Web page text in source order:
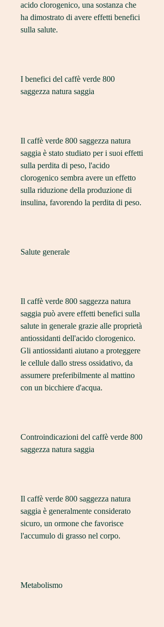
acido clorogenico, una sostanza che
ha dimostrato di avere effetti benefici
sulla salute.
I benefici del caffè verde 800
saggezza natura saggia
Il caffè verde 800 saggezza natura
saggia è stato studiato per i suoi effetti
sulla perdita di peso, l'acido
clorogenico sembra avere un effetto
sulla riduzione della produzione di
insulina, favorendo la perdita di peso.
Salute generale
Il caffè verde 800 saggezza natura
saggia può avere effetti benefici sulla
salute in generale grazie alle proprietà
antiossidanti dell'acido clorogenico.
Gli antiossidanti aiutano a proteggere
le cellule dallo stress ossidativo, da
assumere preferibilmente al mattino
con un bicchiere d'acqua.
Controindicazioni del caffè verde 800
saggezza natura saggia
Il caffè verde 800 saggezza natura
saggia è generalmente considerato
sicuro, un ormone che favorisce
l'accumulo di grasso nel corpo.
Metabolismo